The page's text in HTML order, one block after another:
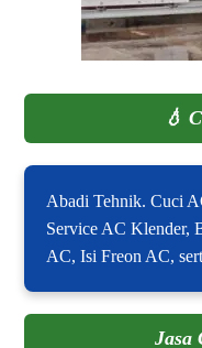
💧
Abadi Tehnik. Cuci
Service AC Klender,
AC, Isi Freon AC,
Jasa